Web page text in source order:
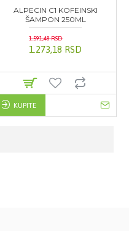
ALPECIN C1 KOFEINSKI
ŠAMPON 250ML
1.273,18 RSD
1.591,48 RSD
KUPITE